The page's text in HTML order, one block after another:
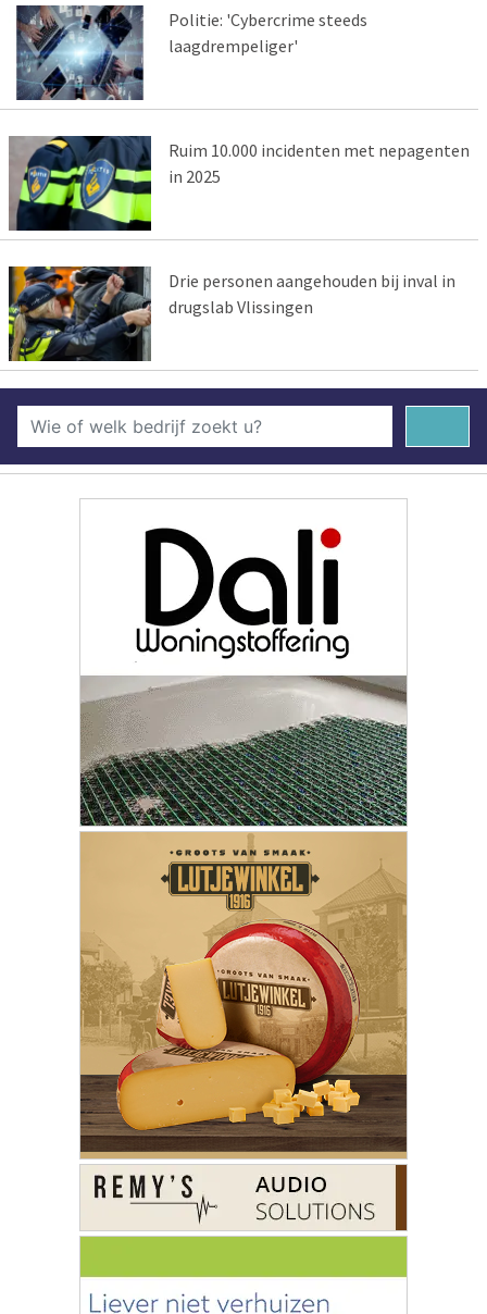
Politie: 'Cybercrime steeds
laagdrempeliger'
Ruim 10.000 incidenten met nepagenten
in 2025
Drie personen aangehouden bij inval in
drugslab Vlissingen